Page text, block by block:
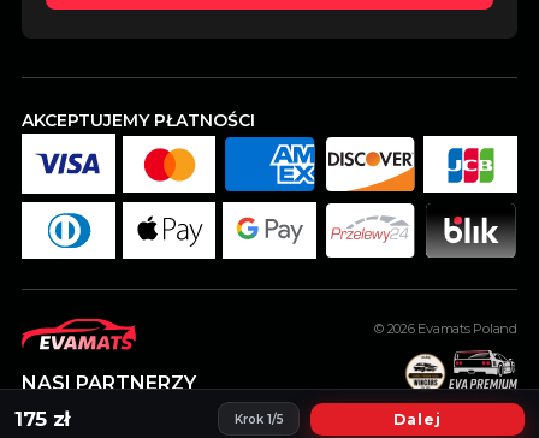
AKCEPTUJEMY PŁATNOŚCI
© 2026 Evamats Poland
NASI PARTNERZY
175 zł Krok 1/5 Dalej